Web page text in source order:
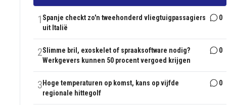
1 Spanje checkt zo'n tweehonderd vliegtuigpassagiers
uit Italië
0
2Slimme bril, exoskelet of spraaksoftware nodig?
Werkgevers kunnen 50 procent vergoed krijgen
0
3 Hoge temperaturen op komst, kans op vijfde
regionale hittegolf
0